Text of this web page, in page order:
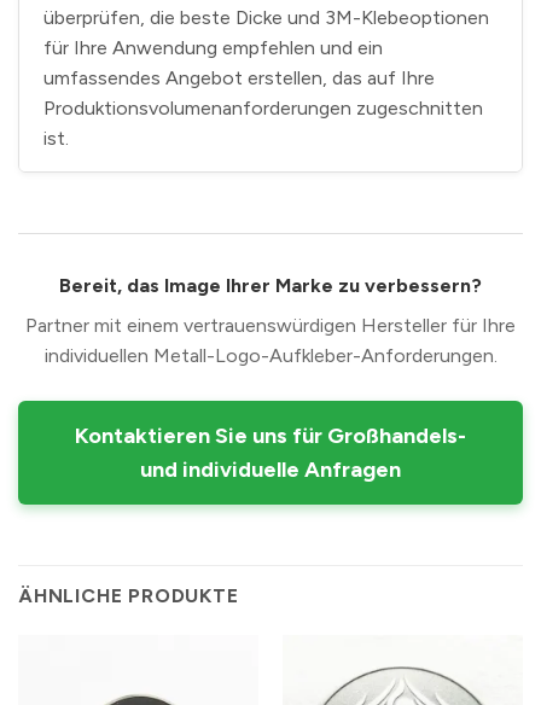
überprüfen, die beste Dicke und 3M-Klebeoptionen
für Ihre Anwendung empfehlen und ein
umfassendes Angebot erstellen, das auf Ihre
Produktionsvolumenanforderungen zugeschnitten
ist.
Bereit, das Image Ihrer Marke zu verbessern?
Partner mit einem vertrauenswürdigen Hersteller für Ihre
individuellen Metall-Logo-Aufkleber-Anforderungen.
Kontaktieren Sie uns für Großhandels-
und individuelle Anfragen
ÄHNLICHE PRODUKTE